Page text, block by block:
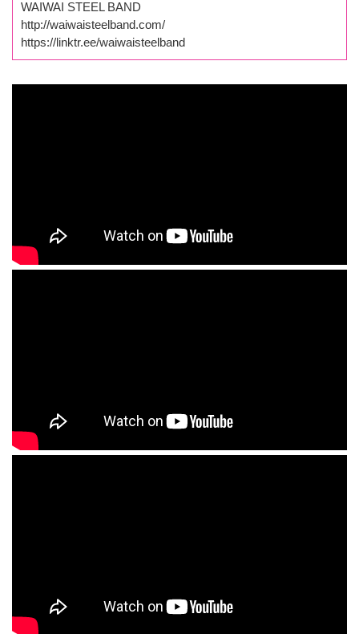
WAIWAI STEEL BAND
http://waiwaisteelband.com/
https://linktr.ee/waiwaisteelband